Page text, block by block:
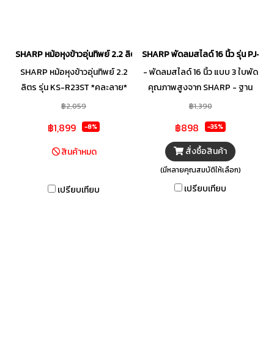
SHARP หม้อหุงข้าวอุ่นทิพย์ 2.2 ลิตร รุ่น KS-R23ST *คละลาย*
SHARP หม้อหุงข้าวอุ่นทิพย์ 2.2
ลิตร รุ่น KS-R23ST *คละลาย*
฿2,059
฿1,899 -8%
สินค้าหมด
เปรียบเทียบ
SHARP พัดลมสไลด์ 16 นิ้ว รุ่น PJ-
- พัดลมสไลด์ 16 นิ้ว แบบ 3 ใบพัด
คุณภาพสูงจาก SHARP - ฐาน
พัดลมดีไซน์โค้งมน ทันสมัย และ
ด้านหน้า-หลัง ดีไซน์ถี่ เพิ่มความ
ปลอดภัยมากขึ้น - พร้อมระบบ
ความปลอดภัย 3 ระบบและระบบ
ตัดไฟอัตโนมัติ - น้ำหนักเบา ขนาด
กำลังพอดี และสามารถเคลื่อน
฿1,390
฿898 -35%
สั่งซื้อสินค้า
(มีหลายคุณสมบัติให้เลือก)
เปรียบเทียบ